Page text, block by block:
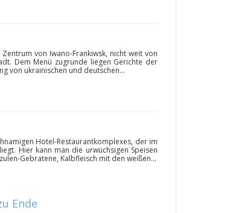
von Iwano-Frankiwsk, nicht weit von
Dem Menü zugrunde liegen Gerichte der
von ukrainischen und deutschen...
Hotel-Restaurantkomplexes, der im
Hier kann man die urwüchsigen Speisen
Gebratene, Kalbfleisch mit den weißen...
Ende